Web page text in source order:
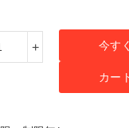
+ 今す
カー